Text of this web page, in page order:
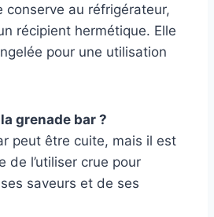
conserve au réfrigérateur,
récipient hermétique. Elle
pour une utilisation
grenade bar ?
peut être cuite, mais il est
de l’utiliser crue pour
saveurs et de ses